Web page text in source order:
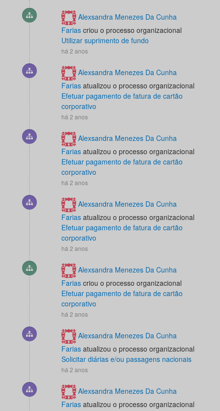
Alexsandra Menezes Da Cunha
Farias criou o processo organizacional
Utilizar suprimento de fundo
há 2 anos
Alexsandra Menezes Da Cunha
Farias atualizou o processo organizacional
Efetuar pagamento de fatura de cartão
corporativo
há 2 anos
Alexsandra Menezes Da Cunha
Farias atualizou o processo organizacional
Efetuar pagamento de fatura de cartão
corporativo
há 2 anos
Alexsandra Menezes Da Cunha
Farias atualizou o processo organizacional
Efetuar pagamento de fatura de cartão
corporativo
há 2 anos
Alexsandra Menezes Da Cunha
Farias criou o processo organizacional
Efetuar pagamento de fatura de cartão
corporativo
há 2 anos
Alexsandra Menezes Da Cunha
Farias atualizou o processo organizacional
Solicitar diárias e/ou passagens nacionais
há 2 anos
Alexsandra Menezes Da Cunha
Farias atualizou o processo organizacional